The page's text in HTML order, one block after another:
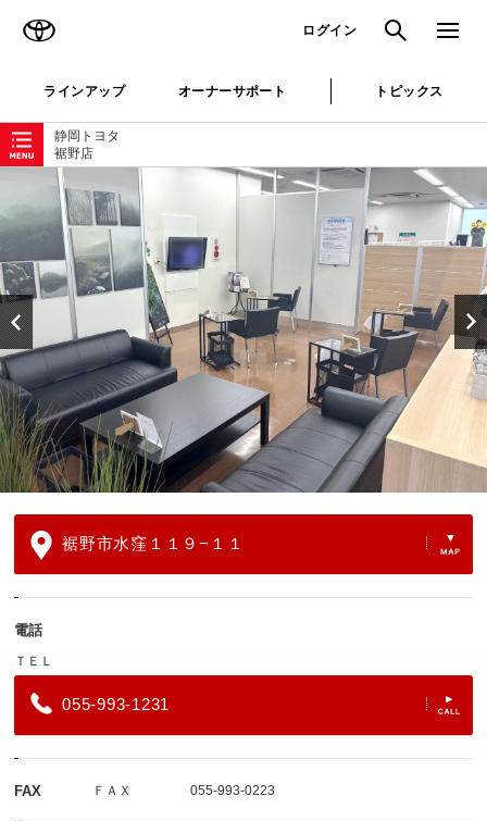
ログイン 検索 メニュ
ラインアップ オーナーサポート トピックス
静岡トヨタ
裾野店
ローカルナビゲーション
裾野市水窪１１９−１１
電話
ＴＥＬ
055-993-1231
FAX ＦＡＸ 055-993-0223